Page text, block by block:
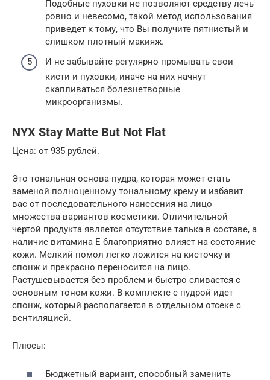
Подобные пуховки не позволяют средству лечь
ровно и невесомо, такой метод использования
приведет к тому, что Вы получите пятнистый и
слишком плотный макияж.
И не забывайте регулярно промывать свои
кисти и пуховки, иначе на них начнут
скапливаться болезнетворные
микроорганизмы.
NYX Stay Matte But Not Flat
Цена: от 935 рублей.
Это тональная основа-пудра, которая может стать
заменой полноценному тональному крему и избавит
вас от последовательного нанесения на лицо
множества вариантов косметики. Отличительной
чертой продукта является отсутствие талька в составе, а
наличие витамина Е благоприятно влияет на состояние
кожи. Мелкий помол легко ложится на кисточку и
спонж и прекрасно переносится на лицо.
Растушевывается без проблем и быстро сливается с
основным тоном кожи. В комплекте с пудрой идет
спонж, который располагается в отдельном отсеке с
вентиляцией.
Плюсы:
Бюджетный вариант, способный заменить